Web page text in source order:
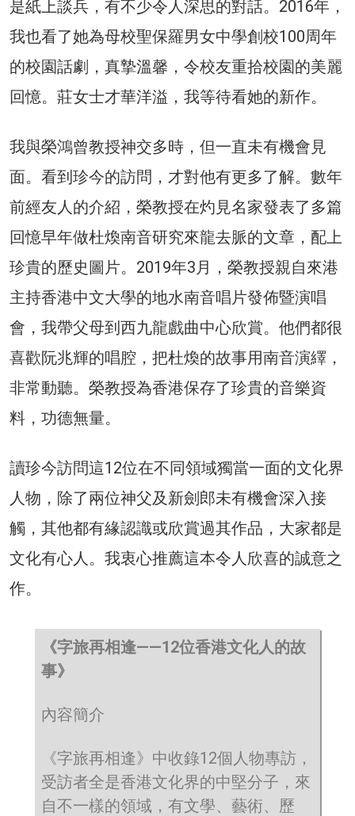
是紙上談兵，有不少令人深思的對話。2016年，
我也看了她為母校聖保羅男女中學創校100周年
的校園話劇，真摯溫馨，令校友重拾校園的美麗
回憶。莊女士才華洋溢，我等待看她的新作。
我與榮鴻曾教授神交多時，但一直未有機會見
面。看到珍今的訪問，才對他有更多了解。數年
前經友人的介紹，榮教授在灼見名家發表了多篇
回憶早年做杜煥南音研究來龍去脈的文章，配上
珍貴的歷史圖片。2019年3月，榮教授親自來港
主持香港中文大學的地水南音唱片發佈暨演唱
會，我帶父母到西九龍戲曲中心欣賞。他們都很
喜歡阮兆輝的唱腔，把杜煥的故事用南音演繹，
非常動聽。榮教授為香港保存了珍貴的音樂資
料，功德無量。
讀珍今訪問這12位在不同領域獨當一面的文化界
人物，除了兩位神父及新劍郎未有機會深入接
觸，其他都有緣認識或欣賞過其作品，大家都是
文化有心人。我衷心推薦這本令人欣喜的誠意之
作。
《字旅再相逢——12位香港文化人的故
事》
內容簡介
《字旅再相逢》中收錄12個人物專訪，
受訪者全是香港文化界的中堅分子，來
自不一樣的領域，有文學、藝術、歷